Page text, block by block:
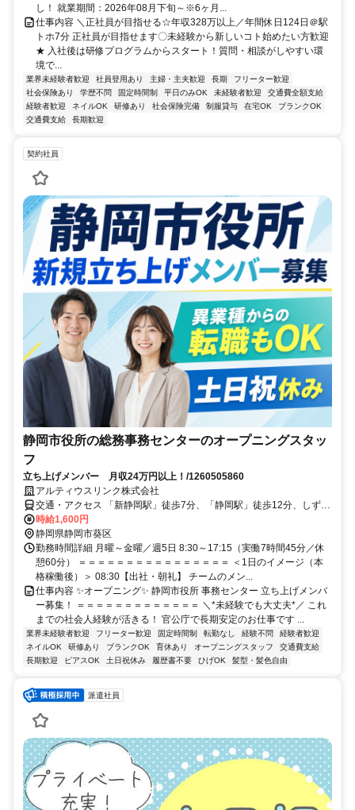
し！ 就業期間：2026年08月下旬～※6ヶ月...
仕事内容 ＼正社員が目指せる☆年収328万以上／年間休日124日＠駅
トホ7分 正社員が目指せます〇未経験から新しいコト始めたい方歓迎
★ 入社後は研修プログラムからスタート！質問・相談がしやすい環
境で...
業界未経験者歓迎 社員登用あり 主婦・主夫歓迎 長期
フリーター歓迎
社会保険あり
学歴不問 固定時間制 平日のみOK 未経験者歓迎
交通費全額支給
経験者歓迎
ネイルOK 研修あり 社会保険完備 制服貸与 在宅OK
ブランクOK
交通費支給
長期歓迎
契約社員
静岡市役所の総務事務センターのオープニングスタッ
フ
立ち上げメンバー 月収24万円以上！/1260505860
アルティウスリンク株式会社
交通・アクセス 「新静岡駅」徒歩7分、「静岡駅」徒歩12分、しずて
つジャストラインバス「県庁・静岡市役所葵区役所」下車すぐ
時給1,600円
静岡県静岡市葵区
勤務時間詳細 月曜～金曜／週5日 8:30～17:15（実働7時間45分／休
憩60分） ＝＝＝＝＝＝＝＝＝＝＝＝＝＝＝＝ ＜1日のイメージ（本
格稼働後）＞ 08:30【出社・朝礼】 チームのメン...
仕事内容 ✨オープニング✨ 静岡市役所 事務センター 立ち上げメンバ
ー募集！ ＝＝＝＝＝＝＝＝＝＝＝＝＝ ＼*未経験でも大丈夫*／ これ
までの社会人経験が活きる！ 官公庁で長期安定のお仕事です ...
業界未経験者歓迎 フリーター歓迎 固定時間制 転勤なし 経験不問
経験者歓迎
ネイルOK
研修あり ブランクOK 育休あり オープニングスタッフ
交通費支給
長期歓迎
ピアスOK 土日祝休み 履歴書不要 ひげOK 髪型・髪色自由
派遣社員